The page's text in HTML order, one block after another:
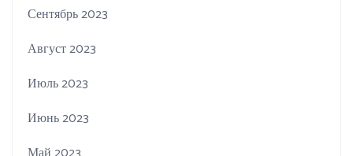
Сентябрь 2023
Август 2023
Июль 2023
Июнь 2023